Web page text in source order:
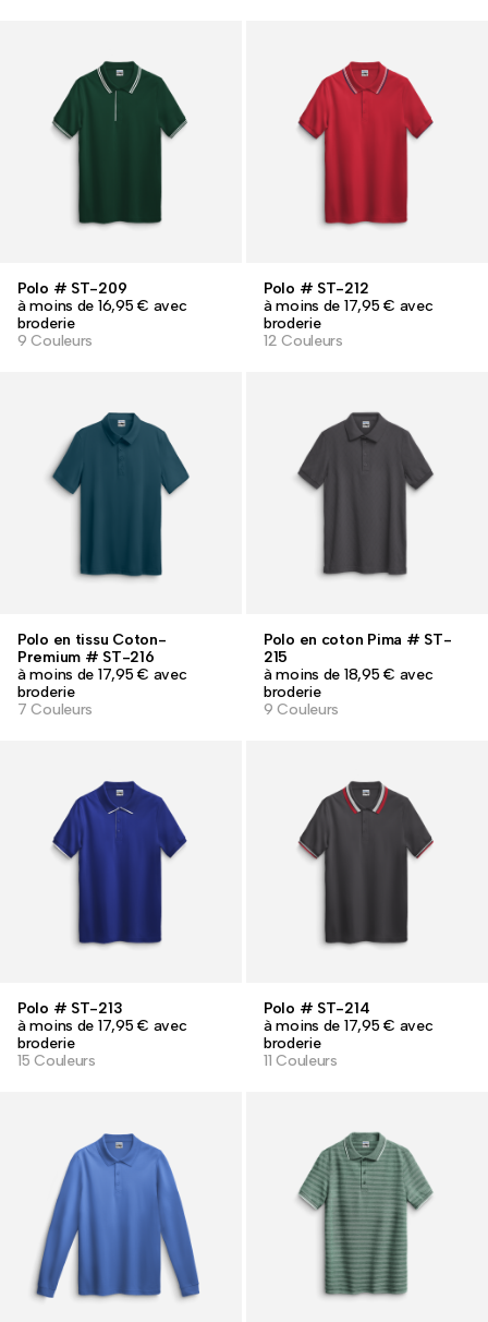
Polo # ST-209
à moins de 16,95 € avec
broderie
9 Couleurs
Polo # ST-212
à moins de 17,95 € avec
broderie
12 Couleurs
Polo en tissu Coton-
Premium # ST-216
à moins de 17,95 € avec
broderie
7 Couleurs
Polo en coton Pima # ST-
215
à moins de 18,95 € avec
broderie
9 Couleurs
Polo # ST-213
à moins de 17,95 € avec
broderie
15 Couleurs
Polo # ST-214
à moins de 17,95 € avec
broderie
11 Couleurs